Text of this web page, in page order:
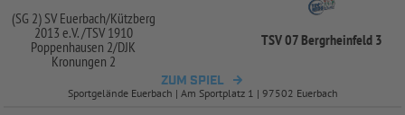
(SG 2) SV Euerbach/Kützberg
2013 e.V. /TSV 1910
Poppenhausen 2/DJK
Kronungen 2
TSV 07 Bergrheinfeld 3
ZUM SPIEL
Sportgelände Euerbach | Am Sportplatz 1 | 97502 Euerbach